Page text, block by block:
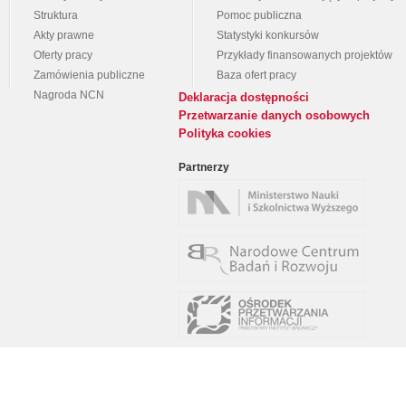
Struktura
Akty prawne
Oferty pracy
Zamówienia publiczne
Nagroda NCN
Pomoc publiczna
Statystyki konkursów
Przykłady finansowanych projektów
Baza ofert pracy
Deklaracja dostępności
Przetwarzanie danych osobowych
Polityka cookies
Partnerzy